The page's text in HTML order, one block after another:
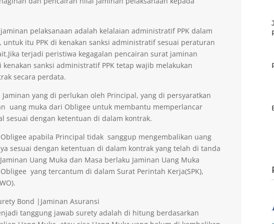
pelaksanaan adalah kelalaian administratif PPK dalam
untuk itu PPK di kenakan sanksi administratif sesuai peraturan
terjadi peristiwa kegagalan pencairan surat jaminan
sanksi administratif PPK tetap wajib melakukan
secara perdata.
Jaminan yang di perlukan oleh Principal, yang di persyaratkan
uang muka dari Obligee untuk membantu memperlancar
sesuai dengan ketentuan di dalam kontrak.
apabila Principal tidak sanggup mengembalikan uang
sesuai dengan ketentuan di dalam kontrak yang telah di tanda
Uang Muka dan Masa berlaku Jaminan Uang Muka
yang tercantum di dalam Surat Perintah Kerja(SPK),
Bond |Jaminan Asuransi
tanggung jawab surety adalah di hitung berdasarkan